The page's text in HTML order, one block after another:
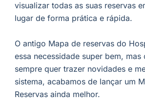
visualizar todas as suas reservas
lugar de forma prática e rápida.
O antigo Mapa de reservas do
essa necessidade super bem, mas
sempre quer trazer novidades e
sistema, acabamos de lançar um
Reservas ainda melhor.